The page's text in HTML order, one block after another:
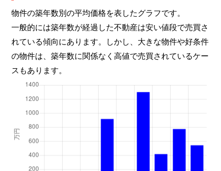
物件の築年数別の平均価格を表したグラフです。
一般的には築年数が経過した不動産は安い値段で売買さ
れている傾向にあります。しかし、大きな物件や好条件
の物件は、築年数に関係なく高値で売買されているケー
スもあります。